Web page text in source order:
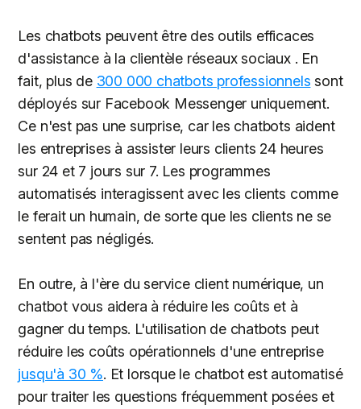
Les chatbots peuvent être des outils efficaces
d'assistance à la clientèle réseaux sociaux . En
fait, plus de 300 000 chatbots professionnels sont
déployés sur Facebook Messenger uniquement.
Ce n'est pas une surprise, car les chatbots aident
les entreprises à assister leurs clients 24 heures
sur 24 et 7 jours sur 7. Les programmes
automatisés interagissent avec les clients comme
le ferait un humain, de sorte que les clients ne se
sentent pas négligés.
En outre, à l'ère du service client numérique, un
chatbot vous aidera à réduire les coûts et à
gagner du temps. L'utilisation de chatbots peut
réduire les coûts opérationnels d'une entreprise
jusqu'à 30 %. Et lorsque le chatbot est automatisé
pour traiter les questions fréquemment posées et